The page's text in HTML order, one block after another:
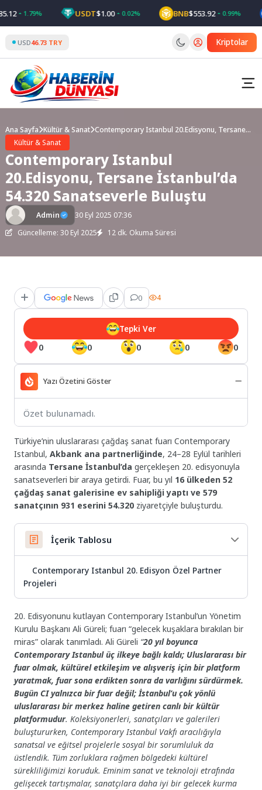
to
content
1.79% USDT$1.00 0.02% BNB$553.92 0.99%
USD46.73 TRY Kriptolar
Ana Sayfa Kültür & Sanat Contemporary Istanbul 20.Edisyonu, Tersane
Kültür & Sanat
Contemporary Istanbul
20.Edisyonu, Tersane İstanbul’da
54.320 Sanatseverle Buluştu
Admin
30 Eyl 2025 07:36
Güncelleme: 30 Eyl 2025
12 dk. Okuma Süresi
0 4
0 0 0 0 0
Tepki Ver
Yazı Özetini Göster
Özet bulunamadı.
Türkiye’nin uluslararası çağdaş sanat fuarı Contemporary
Istanbul,Akbank ana partnerliğinde, 24–28 Eylül tarihleri
arasında Tersane İstanbul’da gerçekleşen 20. edisyonuyla
sanatseverleri bir araya getirdi. Fuar, bu yıl 16 ülkeden 52
çağdaş sanat galerisine ev sahipliği yaptı ve 579
sanatçının 931 eserini 54.320 ziyaretçiyle buluşturdu.
İçerik Tablosu
Contemporary Istanbul 20. Edisyon Özel Partner
Projeleri
20. Edisyonunu kutlayan Contemporary Istanbul’un Yönetim
Kurulu Başkanı Ali Güreli; fuarı “gelecek kuşaklara bırakılan bir
miras” olarak tanımladı. Ali Güreli “20 yıl boyunca
Contemporary Istanbul üç ilkeye bağlı kaldı; Uluslararası bir
fuar olmak, kültürel etkileşim ve alışveriş için bir platform
yaratmak, fuar sona erdikten sonra da varlığını sürdürmek.
Bugün CI yalnızca bir fuar değil; İstanbul’u çok yönlü
uluslararası bir merkez haline getiren canlı bir kültür
platformudur. Koleksiyonerleri, sanatçıları ve galerileri
buluştururken, Contemporary Istanbul Vakfı aracılığıyla
sanatsal ve eğitsel projelerle sosyal bir sorumluluk da
üstlendik. Tüm zorluklara rağmen bölgedeki kültürel
sürekliliğimizi koruduk. Eminim sanat ve teknoloji etrafında
gelişecek tartışmalar, sanatçılara daha iyi bir gelecek kurma